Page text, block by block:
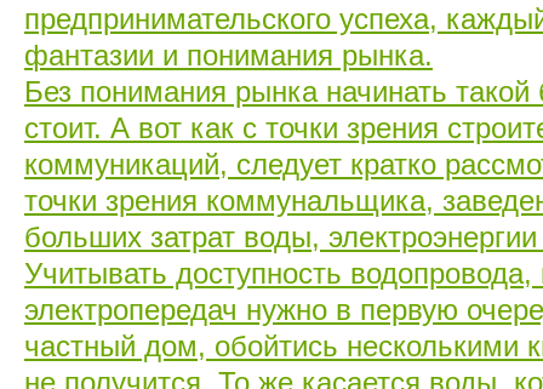
предпринимательского успеха,
фантазии и понимания рынка.
Без понимания рынка начинать
стоит. А вот как с точки зрения
коммуникаций, следует кратко
точки зрения коммунальщика,
больших затрат воды,
Учитывать доступность
электропередач нужно в первую
частный дом, обойтись несколькими
не получится. То же касается воды,